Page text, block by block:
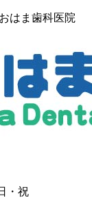
はま歯科医院
・祝